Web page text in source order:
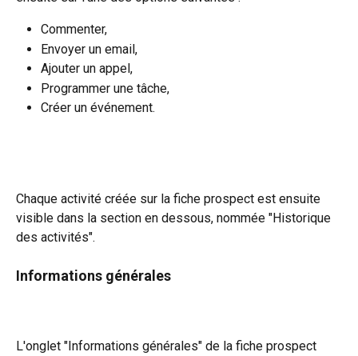
Commenter,
Envoyer un email,
Ajouter un appel,
Programmer une tâche,
Créer un événement.
Chaque activité créée sur la fiche prospect est ensuite
visible dans la section en dessous, nommée "Historique
des activités".
Informations générales
L'onglet "Informations générales" de la fiche prospect